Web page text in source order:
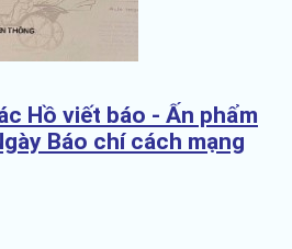
Hồ viết báo - Ấn phẩm
Báo chí cách mạng